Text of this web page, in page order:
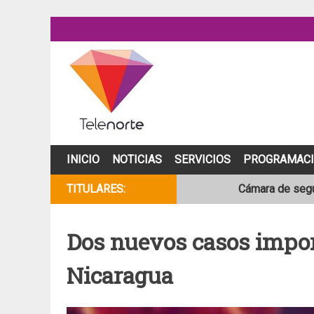
to
content
INICIO NOTICIAS SERVICIOS
TITULARES: Cámara de
Adolescente
Dos nuevos casos
Nicaragua